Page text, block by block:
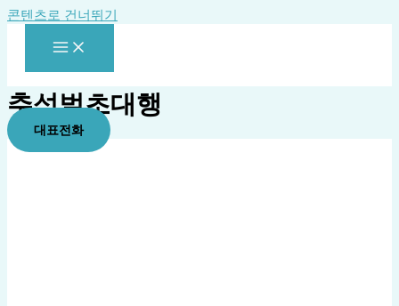
콘텐츠로 건너뛰기
추석벌초대행
대표전화